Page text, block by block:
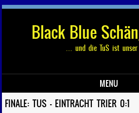
Black Blue
… und die TuS ist unser
MENU
Skip to content
FINALE: TUS – EINTRACHT TRIER 0:1